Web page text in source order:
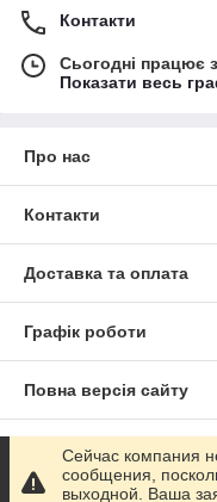
Контакти
Сьогодні працює
Показати весь
Про нас
Контакти
Доставка та оплата
Графік роботи
Повна версія сайту
Сайт створено на
Сейчас компания
сообщения,
выходной. Ваша